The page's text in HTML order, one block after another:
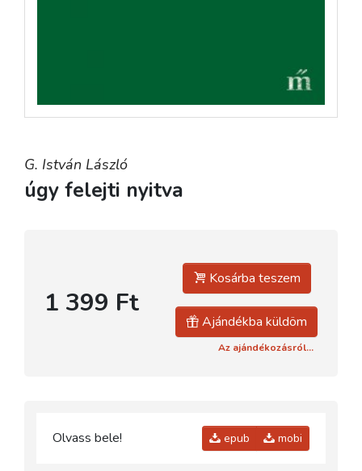
G. István László
úgy felejti nyitva
1 399 Ft
Kosárba teszem
Ajándékba küldöm
Az ajándékozásról...
Olvass bele! epub mobi